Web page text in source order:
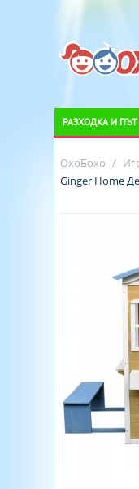
РАЗХОДКА И ПЪТ
ОхоБохо /
Ginger Home